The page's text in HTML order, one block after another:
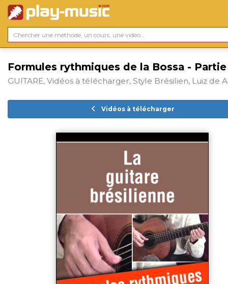
Formules rythmiques de la Bossa - Partie
GUITARE, Vidéos à télécharger, Style Brésilien, Luiz de
Vidéos à télécharger